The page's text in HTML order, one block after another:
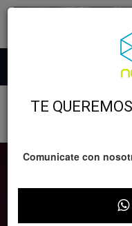
Inicio Desarrollo Turismo
TE
Comunicate con